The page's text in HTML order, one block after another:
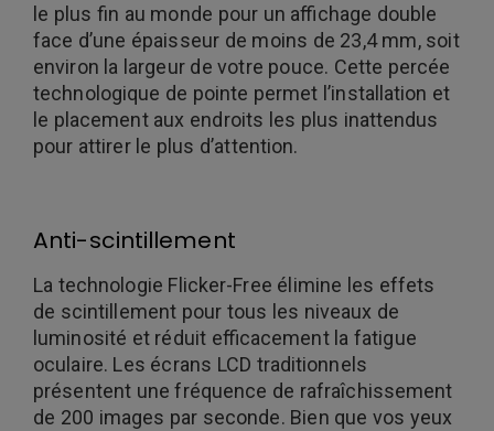
le plus fin au monde pour un affichage double
face d’une épaisseur de moins de 23,4 mm, soit
environ la largeur de votre pouce. Cette percée
technologique de pointe permet l’installation et
le placement aux endroits les plus inattendus
pour attirer le plus d’attention.
Anti-scintillement
La technologie Flicker-Free élimine les effets
de scintillement pour tous les niveaux de
luminosité et réduit efficacement la fatigue
oculaire. Les écrans LCD traditionnels
présentent une fréquence de rafraîchissement
de 200 images par seconde. Bien que vos yeux